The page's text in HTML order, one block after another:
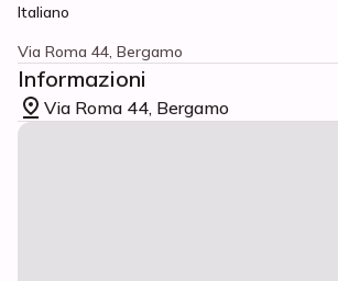
Italiano
Via Roma 44, Bergamo
Informazioni
Via Roma 44, Bergamo